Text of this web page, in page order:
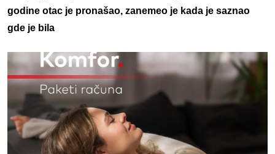
godine otac je pronašao, zanemeo je kada je saznao
gde je bila